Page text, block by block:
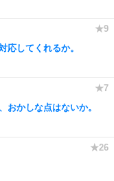
応してくれるか。
おかしな点はないか。